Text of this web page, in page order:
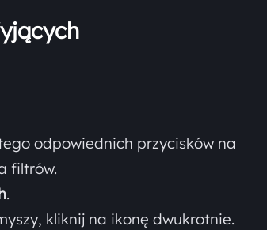
odpowiednich przycisków na
filtrów.
.
kliknij na ikonę dwukrotnie.